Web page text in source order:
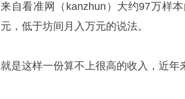
来自看准网（kanzhun）大约97万样
元，低于坊间月入万元的说法。
就是这样一份算不上很高的收入，近年